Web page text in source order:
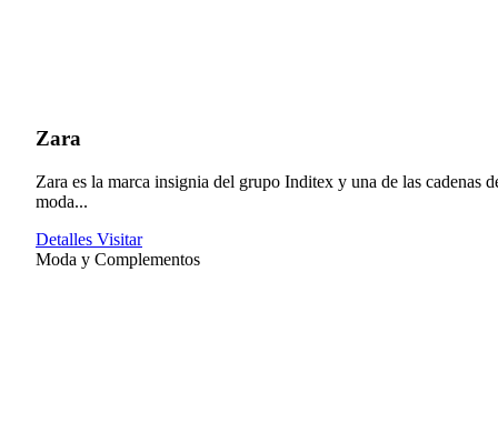
Zara
Zara es la marca insignia del grupo Inditex y una de las cadenas
moda...
Detalles Visitar
Moda y Complementos